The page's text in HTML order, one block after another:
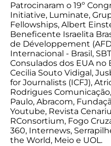
Patrocinaram o 19º
Initiative, Luminate,
Fellowships, Albert
Beneficente Israelita
de Développement
Internacional - Brasil,
Consulados dos EUA no
Cecilia Souto Vidigal,
for Journalists (ICFJ),
Rodrigues
Paulo, Abracom,
Youtube, Revista
RConsortium, Fogo
360, Internews,
the World, Meio e UOL.